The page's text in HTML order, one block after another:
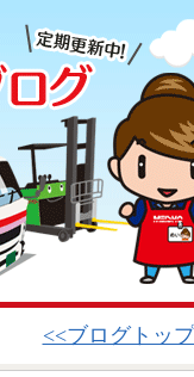
<<ブログトッ